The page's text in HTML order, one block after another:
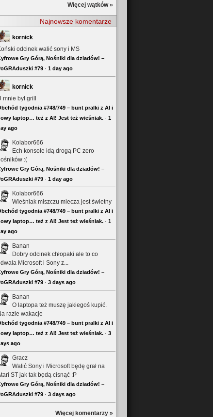
Więcej wątków »
Najnowsze komentarze
kornick
odcinek walić sony i MS
Gry Górą, Nośniki dla dziadów! –
#79 · 1 day ago
kornick
mnie był grill
tygodnia #748/749 – bunt pralki z AI i
laptop… też z AI! Jest też wieśniak. · 1
ago
Kolabor666
Ech konsole idą drogą PC zero
:(
Gry Górą, Nośniki dla dziadów! –
#79 · 1 day ago
Kolabor666
Wieśniak miszczu miecza jest świetny
tygodnia #748/749 – bunt pralki z AI i
laptop… też z AI! Jest też wieśniak. · 1
ago
Banan
Dobry odcinek chłopaki ale to co
Microsoft i Sony z...
Gry Górą, Nośniki dla dziadów! –
#79 · 3 days ago
Banan
O laptopa też muszę jakiegoś kupić.
razie wakacje
tygodnia #748/749 – bunt pralki z AI i
laptop… też z AI! Jest też wieśniak. · 3
ago
Gracz
Walić Sony i Microsoft będę grał na
ST jak tak będą cisnąć :P
Gry Górą, Nośniki dla dziadów! –
#79 · 3 days ago
Więcej komentarzy »